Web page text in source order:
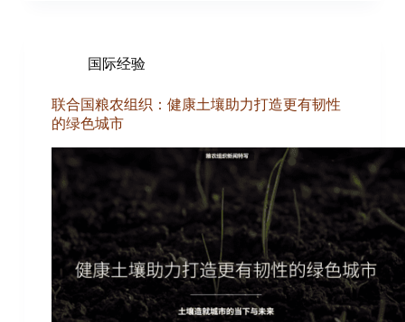
国际经验
联合国粮农组织：健康土壤助力打造更有韧性
的绿色城市